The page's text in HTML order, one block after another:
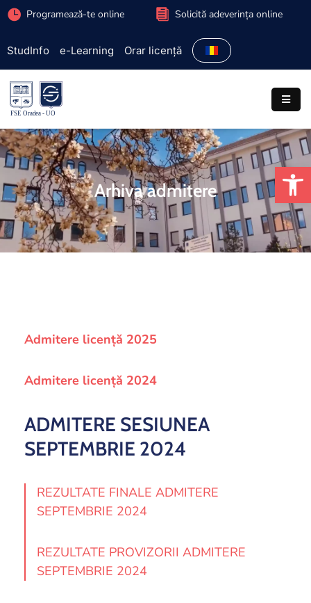
Programează-te online Solicită adeverința online
StudInfo e-Learning Orar licență
Admitere
studiu
Studenți
Cercetare
Internațional
Arhiva admitere
Admitere licență 2025
Admitere licență 2024
ADMITERE SESIUNEA
SEPTEMBRIE 2024
REZULTATE FINALE ADMITERE
SEPTEMBRIE 2024
REZULTATE PROVIZORII ADMITERE
SEPTEMBRIE 2024